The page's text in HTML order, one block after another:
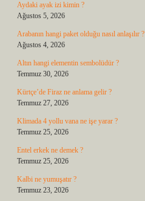
Aydaki ayak izi kimin ?
Ağustos 5, 2026
Arabanın hangi paket olduğu nasıl anlaşılır ?
Ağustos 4, 2026
Altın hangi elementin sembolüdür ?
Temmuz 30, 2026
Kürtçe’de Firaz ne anlama gelir ?
Temmuz 27, 2026
Klimada 4 yollu vana ne işe yarar ?
Temmuz 25, 2026
Entel erkek ne demek ?
Temmuz 25, 2026
Kalbi ne yumuşatır ?
Temmuz 23, 2026